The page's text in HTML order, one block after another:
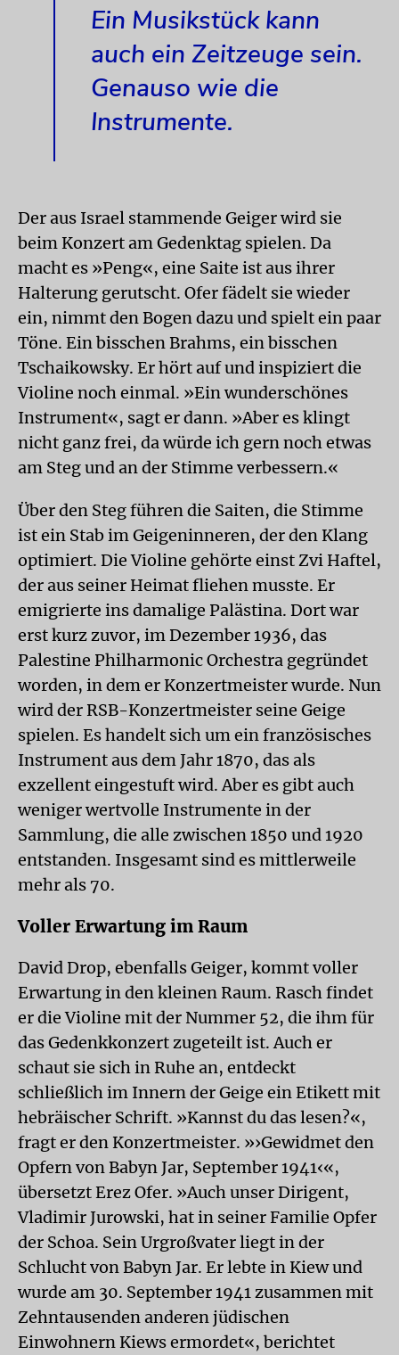
Ein Musikstück kann
auch ein Zeitzeuge sein.
Genauso wie die
Instrumente.
Der aus Israel stammende Geiger wird sie
beim Konzert am Gedenktag spielen. Da
macht es »Peng«, eine Saite ist aus ihrer
Halterung gerutscht. Ofer fädelt sie wieder
ein, nimmt den Bogen dazu und spielt ein paar
Töne. Ein bisschen Brahms, ein bisschen
Tschaikowsky. Er hört auf und inspiziert die
Violine noch einmal. »Ein wunderschönes
Instrument«, sagt er dann. »Aber es klingt
nicht ganz frei, da würde ich gern noch etwas
am Steg und an der Stimme verbessern.«
Über den Steg führen die Saiten, die Stimme
ist ein Stab im Geigeninneren, der den Klang
optimiert. Die Violine gehörte einst Zvi Haftel,
der aus seiner Heimat fliehen musste. Er
emigrierte ins damalige Palästina. Dort war
erst kurz zuvor, im Dezember 1936, das
Palestine Philharmonic Orchestra gegründet
worden, in dem er Konzertmeister wurde. Nun
wird der RSB-Konzertmeister seine Geige
spielen. Es handelt sich um ein französisches
Instrument aus dem Jahr 1870, das als
exzellent eingestuft wird. Aber es gibt auch
weniger wertvolle Instrumente in der
Sammlung, die alle zwischen 1850 und 1920
entstanden. Insgesamt sind es mittlerweile
mehr als 70.
Voller Erwartung im Raum
David Drop, ebenfalls Geiger, kommt voller
Erwartung in den kleinen Raum. Rasch findet
er die Violine mit der Nummer 52, die ihm für
das Gedenkkonzert zugeteilt ist. Auch er
schaut sie sich in Ruhe an, entdeckt
schließlich im Innern der Geige ein Etikett mit
hebräischer Schrift. »Kannst du das lesen?«,
fragt er den Konzertmeister. »›Gewidmet den
Opfern von Babyn Jar, September 1941‹«,
übersetzt Erez Ofer. »Auch unser Dirigent,
Vladimir Jurowski, hat in seiner Familie Opfer
der Schoa. Sein Urgroßvater liegt in der
Schlucht von Babyn Jar. Er lebte in Kiew und
wurde am 30. September 1941 zusammen mit
Zehntausenden anderen jüdischen
Einwohnern Kiews ermordet«, berichtet